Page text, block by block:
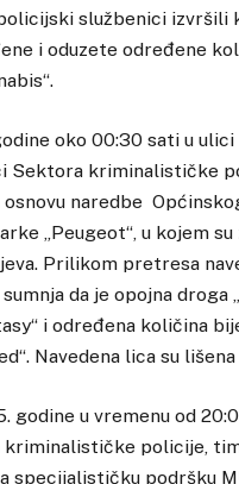
službenici izvršili
i oduzete određene
oko 00:30 sati u
Sektora kriminalističke
osnovu naredbe
„Peugeot“, u kojem
Prilikom pretresa
da je opojna droga
i određena količina
Navedena lica su
godine u vremenu od
policije,
specijalističku podršku